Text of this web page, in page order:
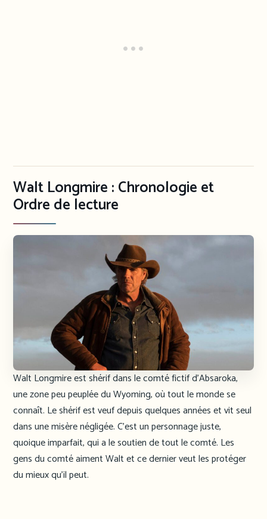
Walt Longmire : Chronologie et
Ordre de lecture
Walt Longmire est shérif dans le comté fictif d’Absaroka,
une zone peu peuplée du Wyoming, où tout le monde se
connaît. Le shérif est veuf depuis quelques années et vit seul
dans une misère négligée. C’est un personnage juste,
quoique imparfait, qui a le soutien de tout le comté. Les
gens du comté aiment Walt et ce dernier veut les protéger
du mieux qu’il peut.